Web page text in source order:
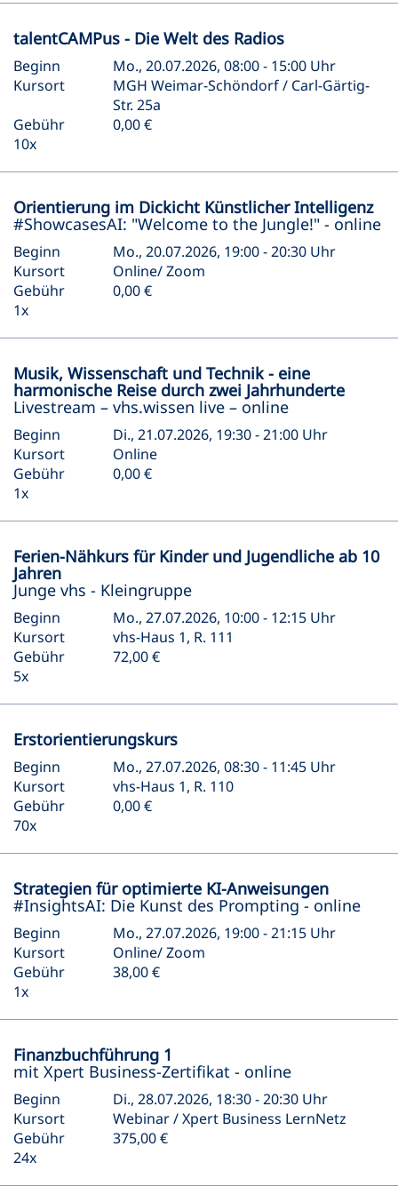
talentCAMPus - Die Welt des Radios
Beginn
Mo., 20.07.2026, 08:00 - 15:00 Uhr
Kursort
MGH Weimar-Schöndorf / Carl-Gärtig-
Str. 25a
Gebühr
0,00 €
10x
Orientierung im Dickicht Künstlicher Intelligenz
#ShowcasesAI: "Welcome to the Jungle!" - online
Beginn
Mo., 20.07.2026, 19:00 - 20:30 Uhr
Kursort
Online/ Zoom
Gebühr
0,00 €
1x
Musik, Wissenschaft und Technik - eine
harmonische Reise durch zwei Jahrhunderte
Livestream – vhs.wissen live – online
Beginn
Di., 21.07.2026, 19:30 - 21:00 Uhr
Kursort
Online
Gebühr
0,00 €
1x
Ferien-Nähkurs für Kinder und Jugendliche ab 10
Jahren
Junge vhs - Kleingruppe
Beginn
Mo., 27.07.2026, 10:00 - 12:15 Uhr
Kursort
vhs-Haus 1, R. 111
Gebühr
72,00 €
5x
Erstorientierungskurs
Beginn
Mo., 27.07.2026, 08:30 - 11:45 Uhr
Kursort
vhs-Haus 1, R. 110
Gebühr
0,00 €
70x
Strategien für optimierte KI-Anweisungen
#InsightsAI: Die Kunst des Prompting - online
Beginn
Mo., 27.07.2026, 19:00 - 21:15 Uhr
Kursort
Online/ Zoom
Gebühr
38,00 €
1x
Finanzbuchführung 1
mit Xpert Business-Zertifikat - online
Beginn
Di., 28.07.2026, 18:30 - 20:30 Uhr
Kursort
Webinar / Xpert Business LernNetz
Gebühr
375,00 €
24x